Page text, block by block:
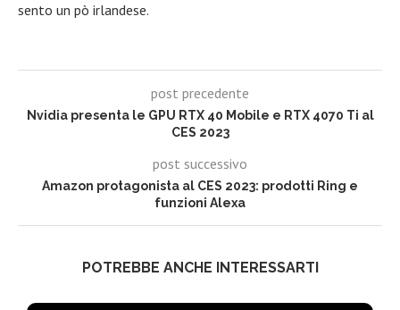
sento un pò irlandese.
post precedente
Nvidia presenta le GPU RTX 40 Mobile e RTX 4070 Ti al
CES 2023
post successivo
Amazon protagonista al CES 2023: prodotti Ring e
funzioni Alexa
POTREBBE ANCHE INTERESSARTI